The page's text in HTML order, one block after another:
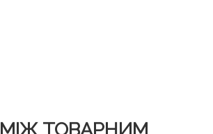
МІЖ ТОВАРНИМ